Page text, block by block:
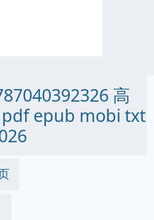
高
pdf epub mobi txt